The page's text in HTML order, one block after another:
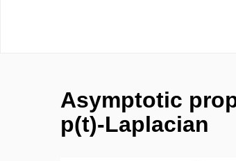
Asymptotic
p(t)-Laplacian